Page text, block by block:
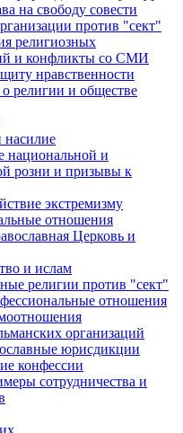
на свободу совести
против "сект"
религиозных
и конфликты со СМИ
нравственности
религии и обществе
насилие
национальной и
розни и призывы к
экстремизму
отношения
Церковь и
и ислам
религии против "сект"
отношения
организаций
юрисдикции
конфессии
сотрудничества и